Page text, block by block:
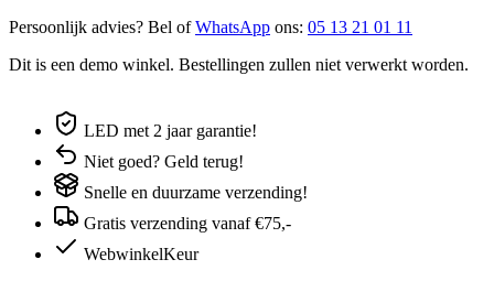
Persoonlijk advies? Bel ofWhatsApp ons: 05 13 21 01 11
Dit is een demo winkel. Bestellingen zullen niet verwerkt worden.
LED met 2 jaar garantie!
Niet goed? Geld terug!
Snelle en duurzame verzending!
Gratis verzending vanaf €75,-
WebwinkelKeur